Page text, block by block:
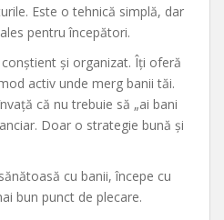
Este o tehnică simplă, dar
pentru începători.
și organizat. Îți oferă
activ unde merg banii tăi.
că nu trebuie să „ai bani
Doar o strategie bună și
cu banii, începe cu
bun punct de plecare.